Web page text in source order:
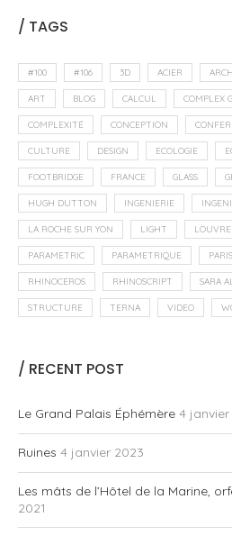
/ TAGS
#100 #106 3D ACIER
ART BLOG CALCUL COMPLEX
COMPLEXITÉ CONCEPTION
CULTURE DESIGN ECOLOGIE
FOOTBRIDGE FRANCE GLASS
HUGH DUTTON INGENIERIE
LA ROCHE SUR YON LIGHT LOUVRE
PARAMETRIC PARAMETRIQUE PARIS
RHINOCEROS RHINOSCRIPT SARA
STRUCTURE TERNA VIDEO
/ RECENT POST
Le Grand Palais Éphémère 4 janvier
Ruines 4 janvier 2023
Les mâts de l’Hôtel de la Marine,
2021